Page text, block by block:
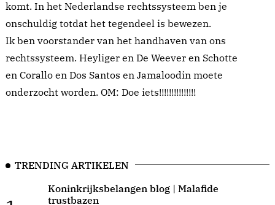
komt. In het Nederlandse rechtssysteem ben je
onschuldig totdat het tegendeel is bewezen.
Ik ben voorstander van het handhaven van ons
rechtssysteem. Heyliger en De Weever en Schotte
en Corallo en Dos Santos en Jamaloodin moete
onderzocht worden. OM: Doe iets!!!!!!!!!!!!!!!
TRENDING ARTIKELEN
Koninkrijksbelangen blog | Malafide
trustbazen